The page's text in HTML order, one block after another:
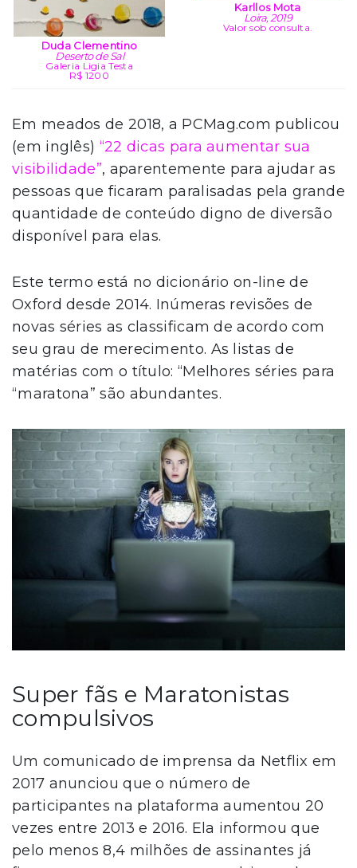
Duda Clementino
Deserto de Sal
Galeria Ligia Testa
R$ 1200
Karllos Mota
Loira, 2019
Valor sob consulta.
Em meados de 2018, a PCMag.com publicou
(em inglês) “22 dicas para aumentar sua
visibilidade”, aparentemente para ajudar as
pessoas que ficaram paralisadas pela grande
quantidade de conteúdo digno de diversão
disponível para elas.
Este termo está no dicionário on-line de
Oxford desde 2014. Inúmeras revisões de
novas séries as classificam de acordo com
seu grau de merecimento. As listas de
matérias com o título: “Melhores séries para
“maratona” são abundantes.
Super fãs e Maratonistas
compulsivos
Um comunicado de imprensa da Netflix em
2017 anunciou que o número de
participantes na plataforma aumentou 20
vezes entre 2013 e 2016. Ela informou que
pelo menos 8,4 milhões de assinantes já